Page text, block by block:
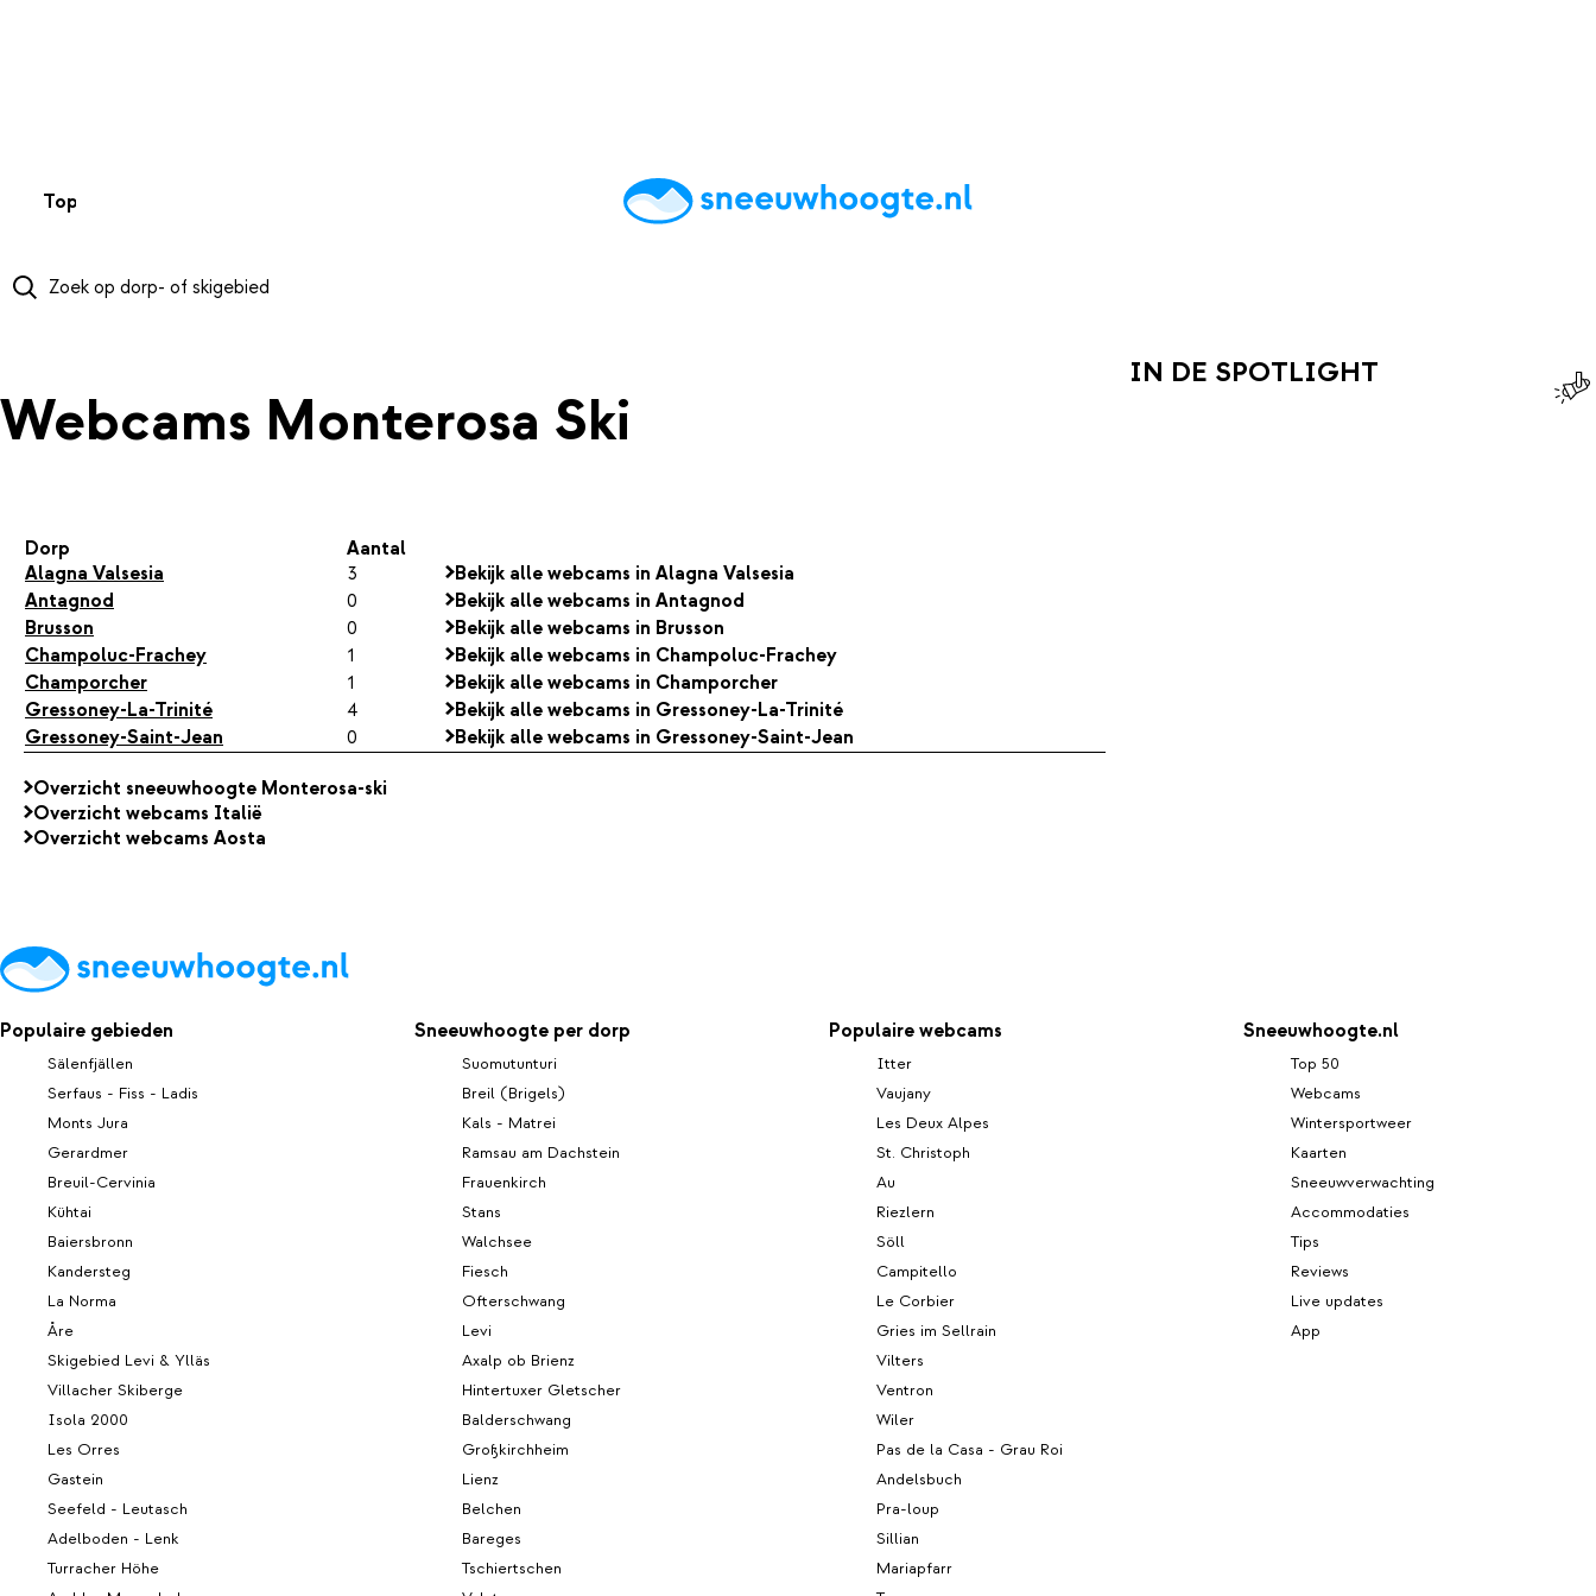
Top 50 AccommodatiesTipsReviewsLive updatesApp
Webcams Monterosa Ski
Dorp
Aantal
Alagna Valsesia
3
Bekijk alle webcams in Alagna Valsesia
Antagnod
0
Bekijk alle webcams in Antagnod
Brusson
0
Bekijk alle webcams in Brusson
Champoluc-Frachey
1
Bekijk alle webcams in Champoluc-Frachey
Champorcher
1
Bekijk alle webcams in Champorcher
Gressoney-La-Trinité
4
Bekijk alle webcams in Gressoney-La-Trinité
Gressoney-Saint-Jean
0 Bekijk alle webcams in Gressoney-Saint-Jean
Overzicht sneeuwhoogte Monterosa-ski
Overzicht webcams Italië
Overzicht webcams Aosta
IN DE SPOTLIGHT
Populaire gebieden
Sälenfjällen
Serfaus - Fiss - Ladis
Monts Jura
Gerardmer
Breuil-Cervinia
Kühtai
Baiersbronn
Kandersteg
La Norma
Åre
Skigebied Levi & Ylläs
Villacher Skiberge
Isola 2000
Les Orres
Gastein
Seefeld - Leutasch
Adelboden - Lenk
Turracher Höhe
Sneeuwhoogte per dorp
Suomutunturi
Breil (Brigels)
Kals - Matrei
Ramsau am Dachstein
Frauenkirch
Stans
Walchsee
Fiesch
Ofterschwang
Levi
Axalp ob Brienz
Hintertuxer Gletscher
Balderschwang
Großkirchheim
Lienz
Belchen
Bareges
Tschiertschen
Populaire webcams
Itter
Vaujany
Les Deux Alpes
St. Christoph
Au
Riezlern
Söll
Campitello
Le Corbier
Gries im Sellrain
Vilters
Ventron
Wiler
Pas de la Casa - Grau Roi
Andelsbuch
Pra-loup
Sillian
Mariapfarr
Sneeuwhoogte.nl
Top 50
Webcams
Wintersportweer
Kaarten
Sneeuwverwachting
Accommodaties
Tips
Reviews
Live updates
App